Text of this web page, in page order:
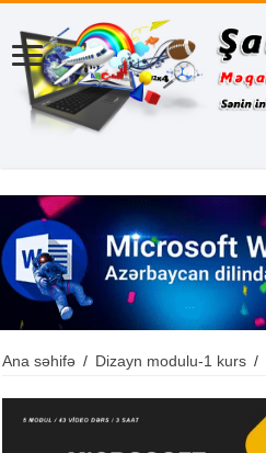
Ana səhifə / Dizayn modulu-1 kurs /